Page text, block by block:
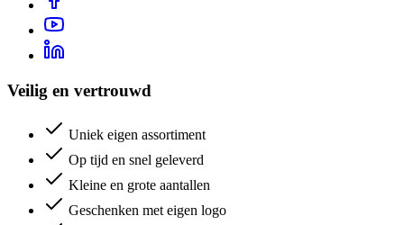
Veilig en vertrouwd
Uniek eigen assortiment
Op tijd en snel geleverd
Kleine en grote aantallen
Geschenken met eigen logo